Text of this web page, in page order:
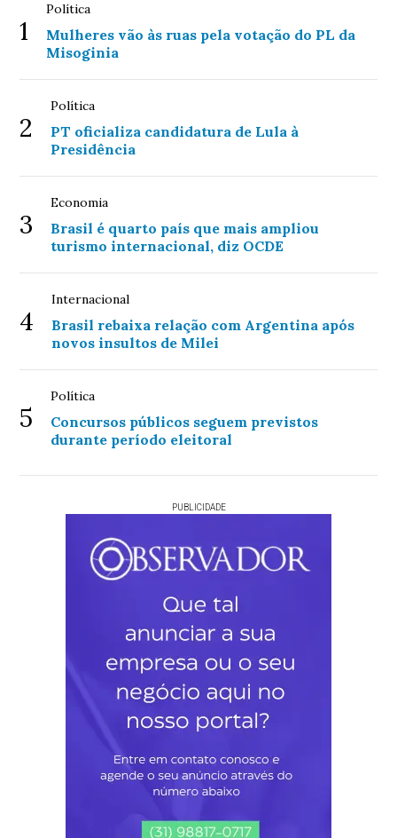
1
Política
Mulheres vão às ruas pela votação do PL da
Misoginia
2
Política
PT oficializa candidatura de Lula à
Presidência
3
Economia
Brasil é quarto país que mais ampliou
turismo internacional, diz OCDE
4
Internacional
Brasil rebaixa relação com Argentina após
novos insultos de Milei
5
Política
Concursos públicos seguem previstos
durante período eleitoral
PUBLICIDADE